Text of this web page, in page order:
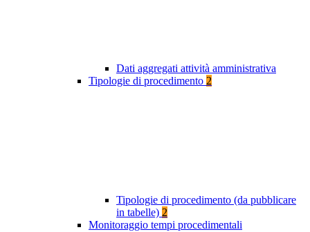
Dati aggregati attività amministrativa
Tipologie di procedimento 2
Tipologie di procedimento (da pubblicare
in tabelle) 2
Monitoraggio tempi procedimentali